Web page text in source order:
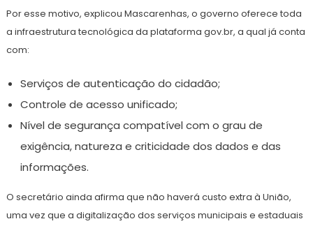
Por esse motivo, explicou Mascarenhas, o governo oferece toda
a infraestrutura tecnológica da plataforma gov.br, a qual já conta
com:
Serviços de autenticação do cidadão;
Controle de acesso unificado;
Nível de segurança compatível com o grau de
exigência, natureza e criticidade dos dados e das
informações.
O secretário ainda afirma que não haverá custo extra à União,
uma vez que a digitalização dos serviços municipais e estaduais